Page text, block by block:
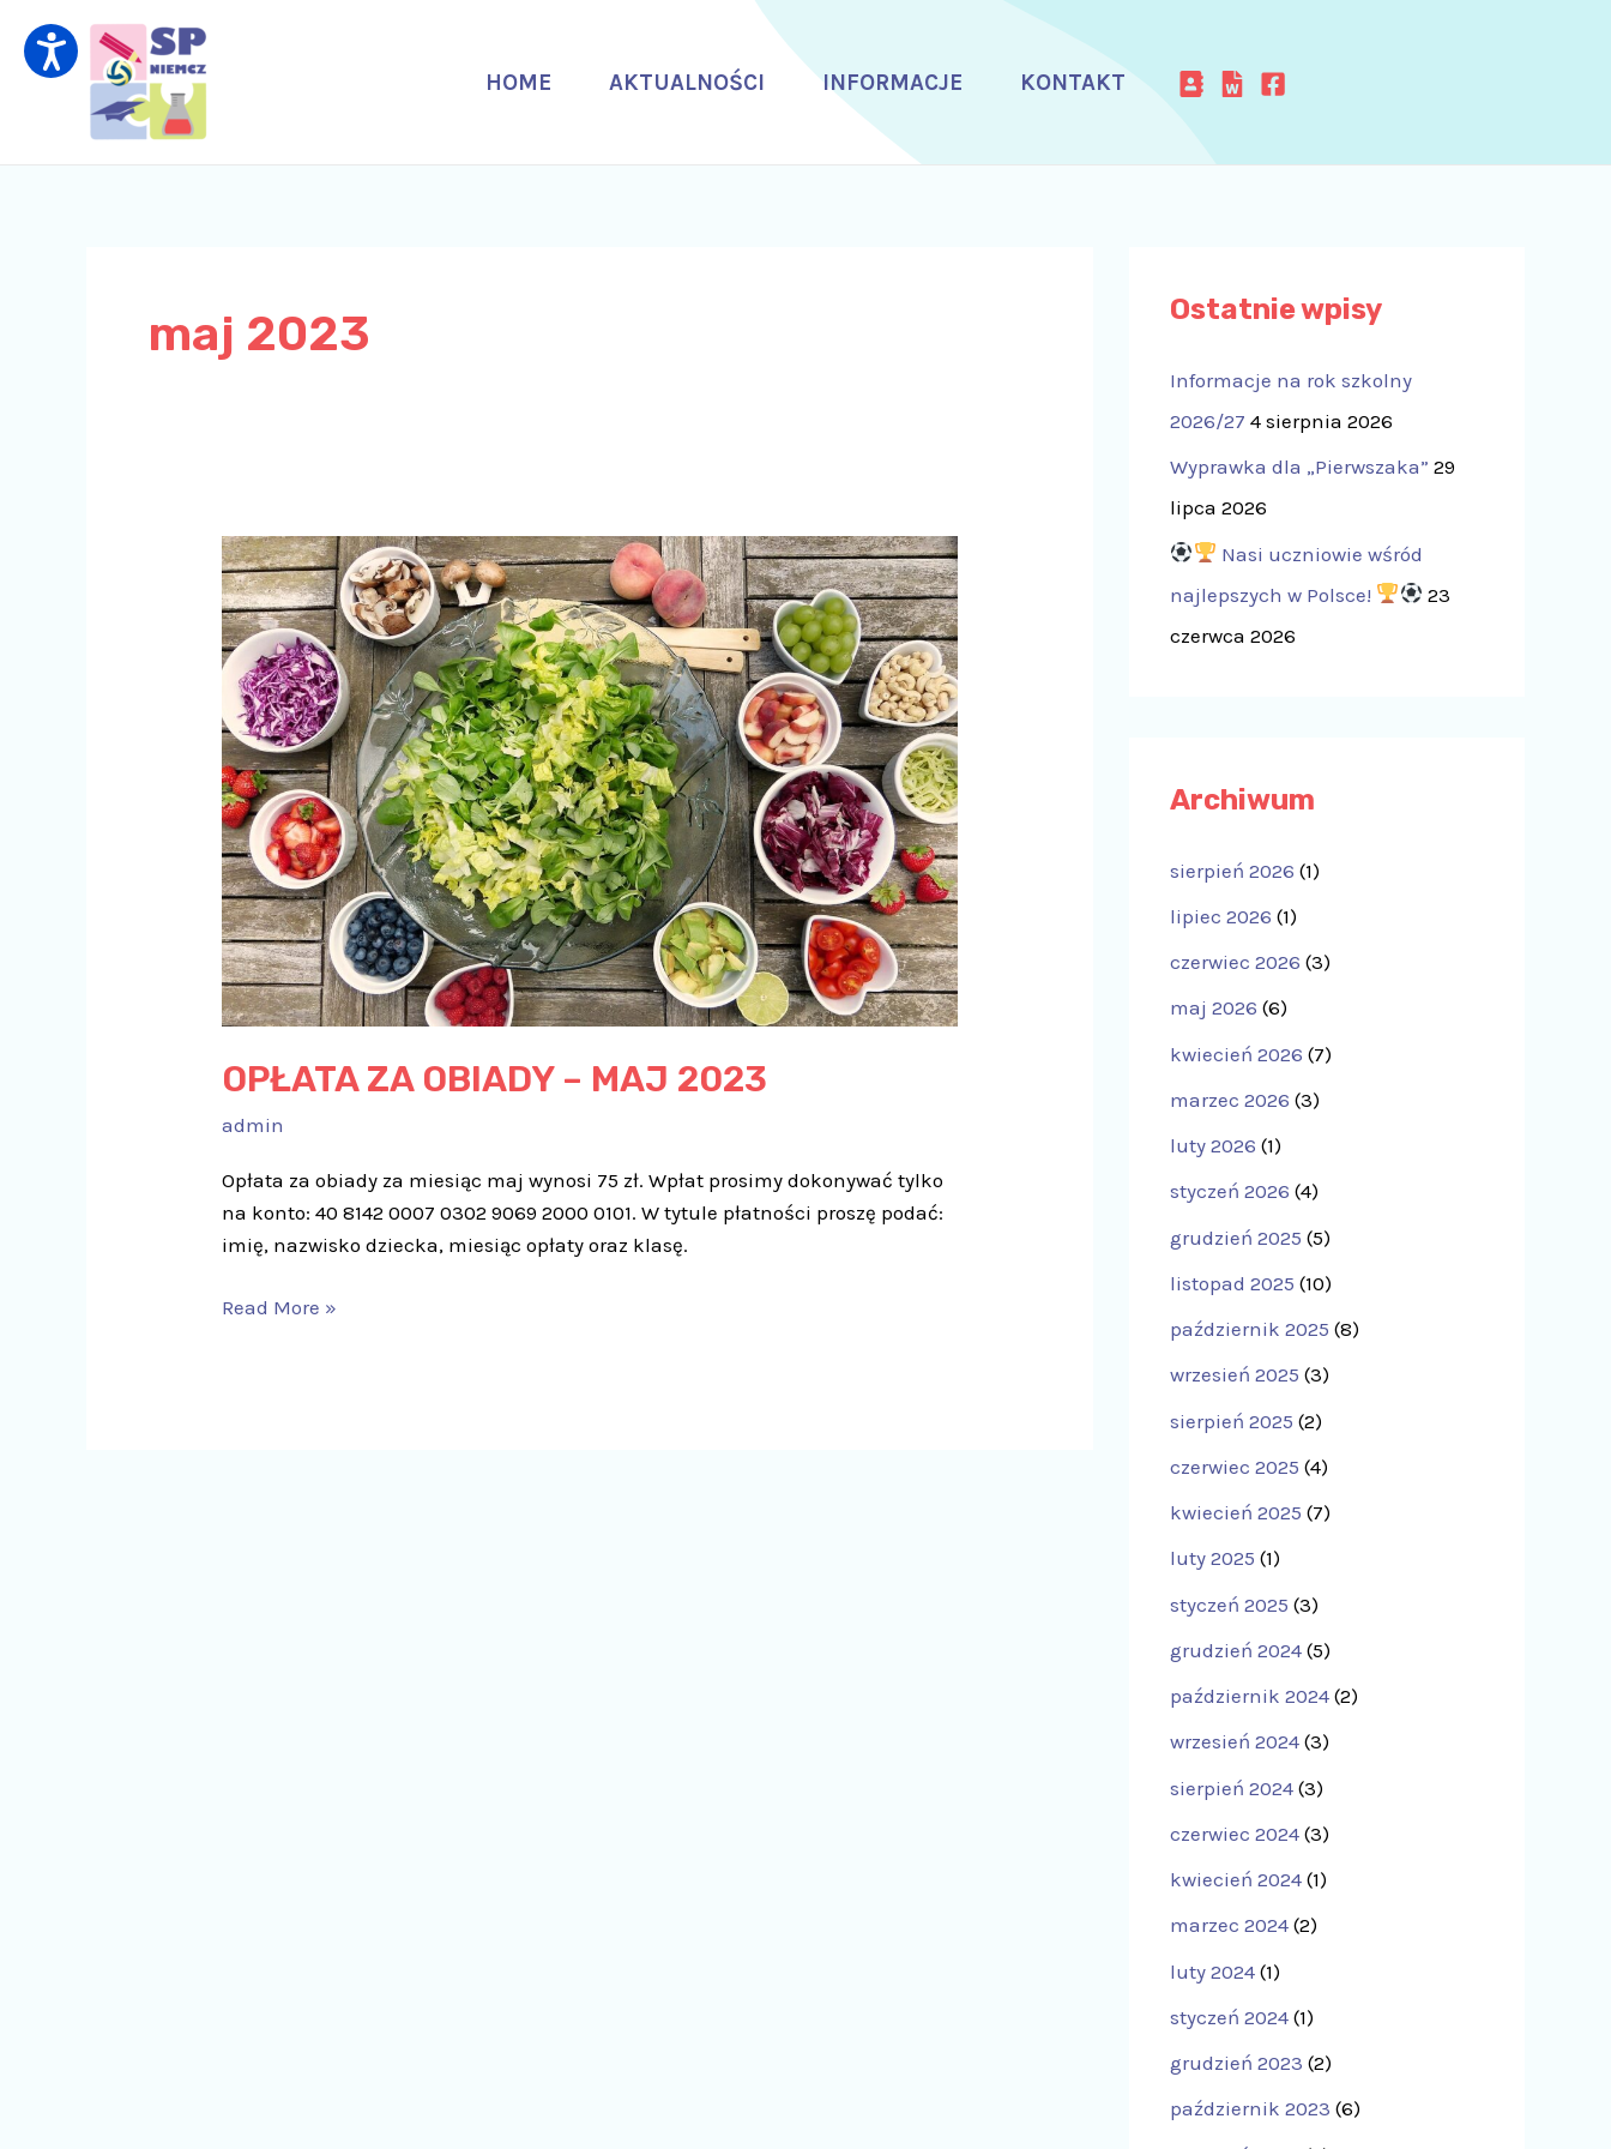
content
HOME AKTUALNOŚCI INFORMACJE KONTAKT
maj 2023
OPŁATA ZA OBIADY – MAJ 2023
admin
Opłata za obiady za miesiąc maj wynosi 75 zł. Wpłat prosimy dokonywać tylko
na konto: 40 8142 0007 0302 9069 2000 0101. W tytule płatności proszę podać:
imię, nazwisko dziecka, miesiąc opłaty oraz klasę.
OPŁATA
ZA
OBIADY
–
MAJ
2023
Read More »
Ostatnie wpisy
Informacje na rok szkolny
2026/27 4 sierpnia 2026
Wyprawka dla „Pierwszaka” 29
lipca 2026
Nasi uczniowie wśród
najlepszych w Polsce!
23
czerwca 2026
Archiwum
sierpień 2026 (1)
lipiec 2026 (1)
czerwiec 2026 (3)
maj 2026 (6)
kwiecień 2026 (7)
marzec 2026 (3)
luty 2026 (1)
styczeń 2026 (4)
grudzień 2025 (5)
listopad 2025 (10)
październik 2025 (8)
wrzesień 2025 (3)
sierpień 2025 (2)
czerwiec 2025 (4)
kwiecień 2025 (7)
luty 2025 (1)
styczeń 2025 (3)
grudzień 2024 (5)
październik 2024 (2)
wrzesień 2024 (3)
sierpień 2024 (3)
czerwiec 2024 (3)
kwiecień 2024 (1)
marzec 2024 (2)
luty 2024 (1)
styczeń 2024 (1)
grudzień 2023 (2)
październik 2023 (6)